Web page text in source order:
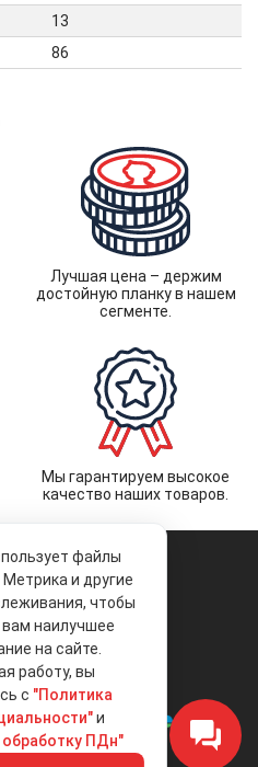
13
86
Лучшая цена – держим
достойную планку в нашем
сегменте.
Мы гарантируем высокое
качество наших товаров.
Project».
запчасти оптом.
и защите
данных
файлы
и другие
чтобы
наилучшее
на сайте.
работу, вы
с "Политика
и
обработку ПДн"